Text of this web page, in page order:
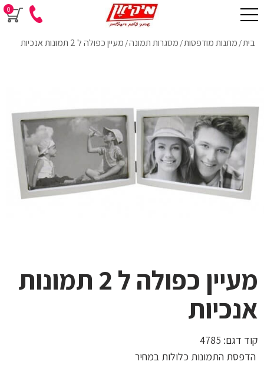
0
בית/ מתנות מודפסות/ מסגרות תמונה/ מעיין כפולה ל 2 תמונות אנכיות
מעיין כפולה ל 2 תמונות
אנכיות
קוד דגם: 4785
הדפסת התמונות כלולות במחיר